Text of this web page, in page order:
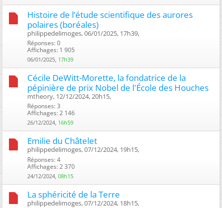
Histoire de l’étude scientifique des aurores
polaires (boréales)
philippedelimoges, 06/01/2025, 17h39, ‎
Réponses: 0
Affichages: 1 905
06/01/2025, 17h39
Cécile DeWitt-Morette, la fondatrice de la
pépinière de prix Nobel de l'École des Houches
mtheory, 12/12/2024, 20h15, ‎
Réponses: 3
Affichages: 2 146
26/12/2024, 16h59
Emilie du Châtelet
philippedelimoges, 07/12/2024, 19h15, ‎
Réponses: 4
Affichages: 2 370
24/12/2024, 08h15
La sphéricité de la Terre
philippedelimoges, 07/12/2024, 18h15, ‎